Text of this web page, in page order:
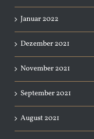
Januar 2022
Dezember 2021
November 2021
September 2021
August 2021